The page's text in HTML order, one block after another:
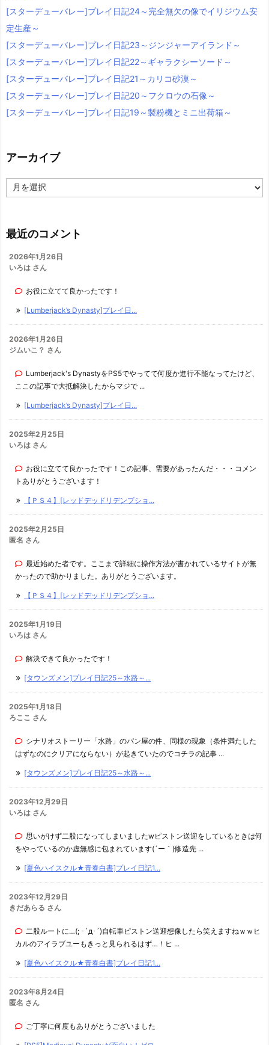
[スターデューバレー]プレイ日記24～完全無欠の像でイリジウム安
定生産～
[スターデューバレー]プレイ日記23～ジンジャーアイランド～
[スターデューバレー]プレイ日記22～ギャラクシーソード～
[スターデューバレー]プレイ日記21～カリコ砂漠～
[スターデューバレー]プレイ日記20～フクロウの石像～
[スターデューバレー]プレイ日記19～製粉機とミニ出荷箱～
アーカイブ
ー
ブ
最近のコメント
2026年1月26日
いろは さん
お役に立てて良かったです！
[Lumberjack’s Dynasty]プレイ日...
2026年1月26日
ジムいこ？ さん
Lumberjack's DynastyをPS5でやってて何度か進行不能なってたけど、
ここの記事で大抵解決したからマジで ...
[Lumberjack’s Dynasty]プレイ日...
2025年2月25日
いろは さん
お役に立てて良かったです！この記事、需要があったんだ・・・コメン
トありがとうございます！
【ＰＳ４】[レッドデッドリデンプショ...
2025年2月25日
匿名 さん
最近始めた者です。ここまで詳細に操作方法が書かれているサイトが無
かったので助かりました。ありがとうございます。
【ＰＳ４】[レッドデッドリデンプショ...
2025年1月19日
いろは さん
解決できて良かったです！
[タウンズメン]プレイ日記25～水路～...
2025年1月18日
ろここ さん
シナリオストーリー「水路」のパン屋の件、同様の現象（条件満たした
はずなのにクリアにならない）が起きていたのでコチラの記事 ...
[タウンズメン]プレイ日記25～水路～...
2023年12月29日
いろは さん
思いがけず二股になってしまいましたwピストン送迎をしているときは何
をやっているのか虚無感に包まれています(´ー｀)修造先 ...
[夏色ハイスクル★青春白書]プレイ日記1...
2023年12月29日
きだあらる さん
二股ルートに…(; ･`д･´)自転車ピストン送迎想像したら笑えますねｗｗヒ
カルのアイラブユーもきっと見られるはず…！ヒ ...
[夏色ハイスクル★青春白書]プレイ日記1...
2023年8月24日
匿名 さん
ご丁寧に何度もありがとうございました